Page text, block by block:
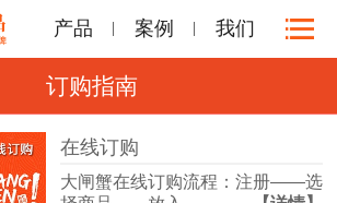
产品 案例 我们
订购指南
在线订购
大闸蟹在线订购流程：注册——选